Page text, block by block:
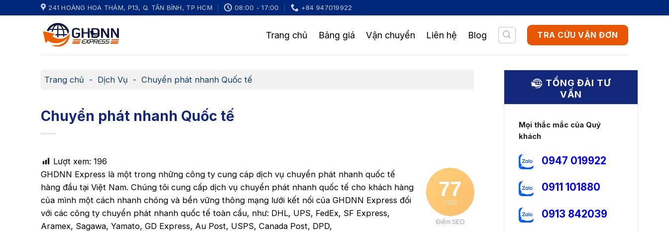
241 HOÀNG HOA THÁM, P13, Q. TÂN BÌNH, TP HCM 08:00 - 17:00 +84 947019922
Trang chủ Bảng giá Vận chuyển Liên hệ Blog TRA CỨU VẬN ĐƠN
Trang chủ - Dịch Vụ - Chuyển phát nhanh Quốc tế
Chuyển phát nhanh Quốc tế
Lượt xem: 196
77
/ 100
Điểm SEO
GHDNN Express là một trong những công ty cung cáp dịch vụ chuyển phát nhanh quốc tế
hàng đầu tại Việt Nam. Chúng tôi cung cấp dịch vụ chuyển phát nhanh quốc tế cho khách hàng
của mình một cách nhanh chóng và bền vững thông mạng lưới kết nối của GHDNN Express đối
với các công ty chuyển phát nhanh quốc tế toàn cầu, như: DHL, UPS, FedEx, SF Express,
Aramex, Sagawa, Yamato, GD Express, Au Post, USPS, Canada Post, DPD,
TỔNG ĐÀI TƯ
VẤN
Mọi thắc mắc của Quý
khách
0947 019922
0911 101880
0913 842039